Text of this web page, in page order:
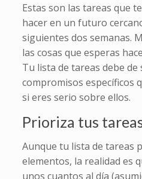
Estas son las tareas que
hacer en un futuro
siguientes dos semanas.
las cosas que esperas
Tu lista de tareas debe de
compromisos específicos
si eres serio sobre ellos.
Prioriza tus
Aunque tu lista de tareas
elementos, la realidad es
unos cuantos al día